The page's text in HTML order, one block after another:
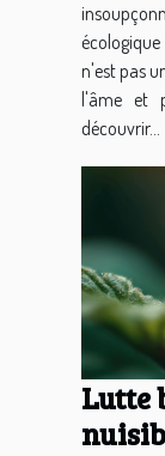
n'est pas
l'âme et
découvrir...
Lutte